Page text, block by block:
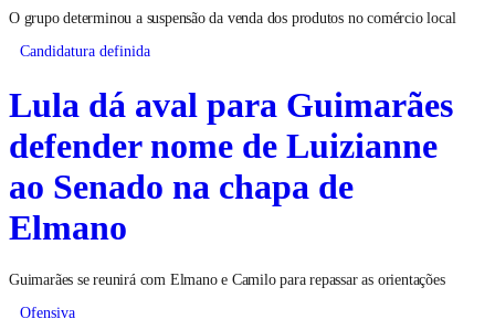
O grupo determinou a suspensão da venda dos produtos no comércio local
Candidatura definida
Lula dá aval para Guimarães
defender nome de Luizianne
ao Senado na chapa de
Elmano
Guimarães se reunirá com Elmano e Camilo para repassar as orientações
Ofensiva